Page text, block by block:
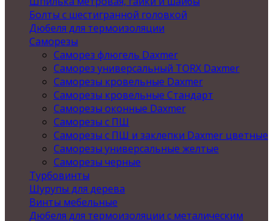
Болты с шестигранной головкой
Дюбеля для термоизоляции
Саморезы
Саморез флюгель Daxmer
Саморез универсальный TORX Daxmer
Саморезы кровельные Daxmer
Саморезы кровельные Стандарт
Саморезы оконные Daxmer
Саморезы с ПШ
Саморезы с ПШ и заклепки Daxmer цветные
Саморезы универсальные желтые
Саморезы черные
Турбовинты
Шурупы для дерева
Винты мебельные
Дюбеля для термоизоляции с металическим